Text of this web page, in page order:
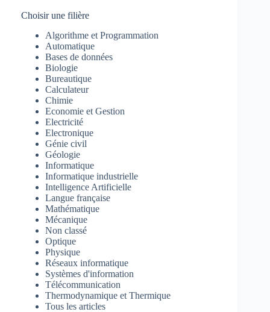
Choisir une filière
Algorithme et Programmation
Automatique
Bases de données
Biologie
Bureautique
Calculateur
Chimie
Economie et Gestion
Electricité
Electronique
Génie civil
Géologie
Informatique
Informatique industrielle
Intelligence Artificielle
Langue française
Mathématique
Mécanique
Non classé
Optique
Physique
Réseaux informatique
Systèmes d'information
Télécommunication
Thermodynamique et Thermique
Tous les articles